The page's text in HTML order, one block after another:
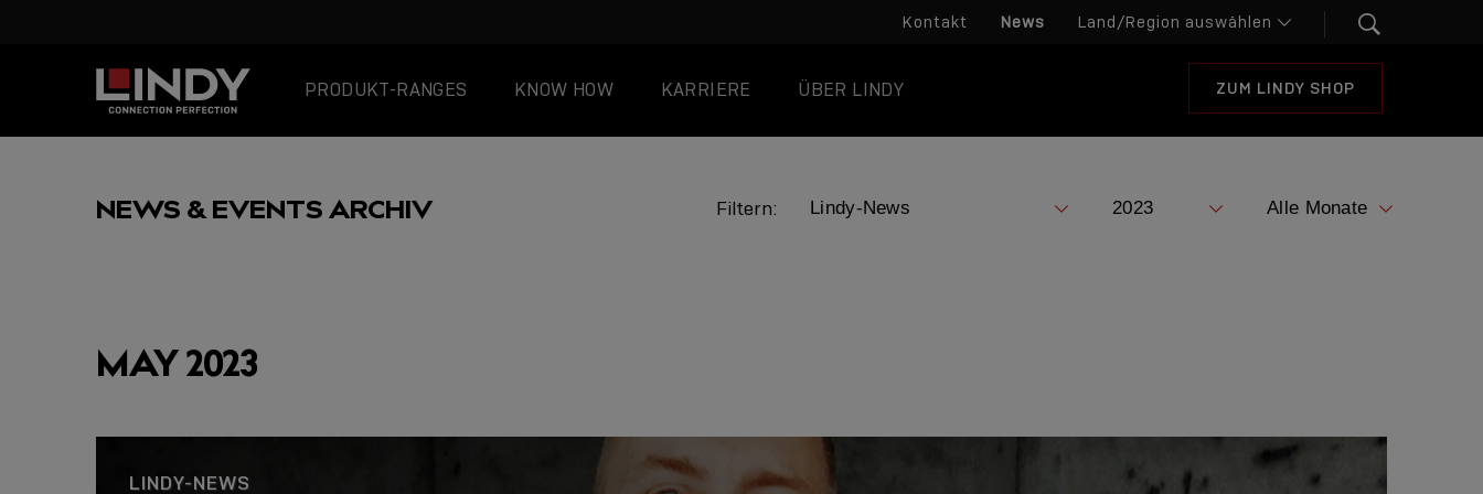
Kontakt News
PRODUKT-RANGES KNOW HOW KARRIERE ÜBER LINDY ZUM LINDY SHOP
NEWS & EVENTS ARCHIV Filtern:
AUSGEWÄHLT
USB C LINDY ACADEMY
MAY 2023
LINDY-NEWS